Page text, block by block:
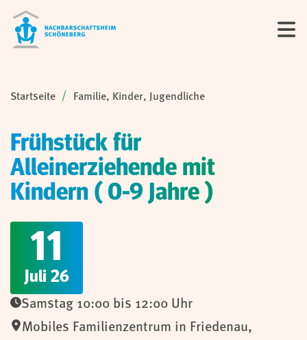
Sie sind hier:
Startseite Familie, Kinder, Jugendliche
Frühstück für
Alleinerziehende mit
Kindern ( 0-9 Jahre )
11
Juli 26
Samstag 10:00 bis 12:00 Uhr
Mobiles Familienzentrum in Friedenau,